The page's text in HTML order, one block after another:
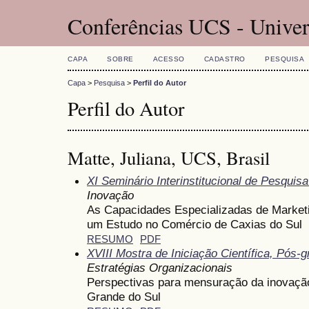
Conferências UCS -
CAPA SOBRE ACESSO CADASTRO PESQUISA
Capa > Pesquisa > Perfil do Autor
Perfil do Autor
Matte, Juliana, UCS, Brasil
XI Seminário Interinstitucional de
Inovação
As Capacidades Especializadas de
um Estudo no Comércio de Caxias do Sul
RESUMO PDF
XVIII Mostra de Iniciação Científica, Pós-
Estratégias Organizacionais
Perspectivas para mensuração da
Grande do Sul